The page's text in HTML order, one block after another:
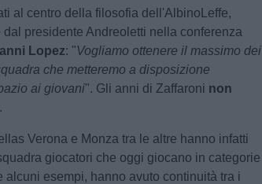
al centro della filosofia dell'AlbinoLeffe,
presidente Andreoletti nella conferenza
Lopez: "Vogliamo ottenere il massimo dei
che metteremo a disposizione
ai giovani". Gli anni di Zaffaroni non
.
Verona e Monza tra le altre hanno infatti
giocatori che oggi giocano in categorie
alcuni esempi, hanno avuto continuità tra i